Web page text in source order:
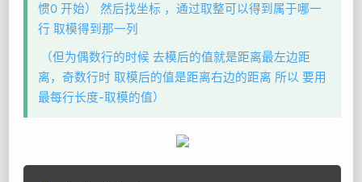
惯0 开始） 然后找坐标 ，通过取整可以得到属于哪一
行 取模得到那一列
（但为偶数行的时候 去模后的值就是距离最左边距
离，奇数行时 取模后的值是距离右边的距离 所以 要用
最每行长度-取模的值）